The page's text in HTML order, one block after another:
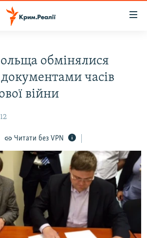
обмінялися
часів
війни
Читати без VPN